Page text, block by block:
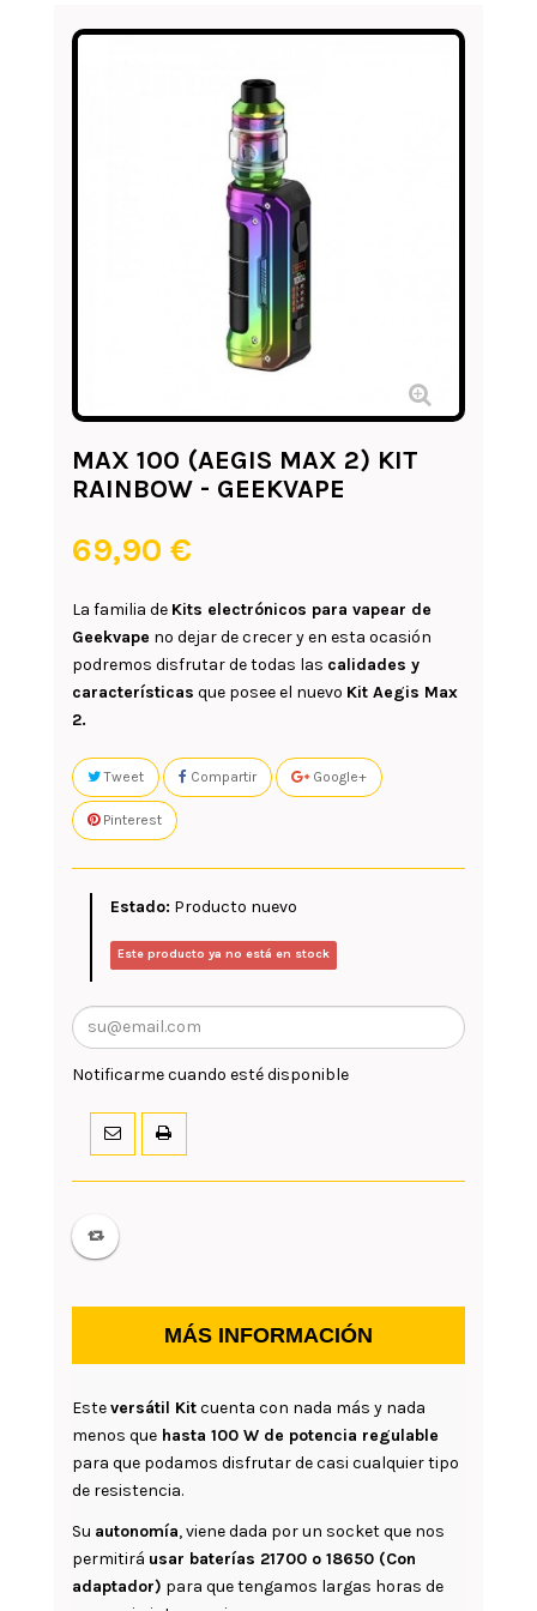
MAX 100 (AEGIS MAX 2) KIT
RAINBOW - GEEKVAPE
69,90 €
La familia de Kits electrónicos para vapear de
Geekvape no dejar de crecer y en esta ocasión
podremos disfrutar de todas las calidades y
características que posee el nuevo Kit Aegis Max
2.
Tweet Compartir Google+
Pinterest
Estado: Producto nuevo
Este producto ya no está en stock
Notificarme cuando esté disponible
MÁS INFORMACIÓN
Esteversátil Kitcuenta con nada más y nada
menos quehasta 100 W de potencia regulable
para que podamos disfrutar de casi cualquier tipo
de resistencia.
Su autonomía, viene dada por un socket que nos
permitirá usar baterías 21700 o 18650 (Con
adaptador) para que tengamos largas horas de